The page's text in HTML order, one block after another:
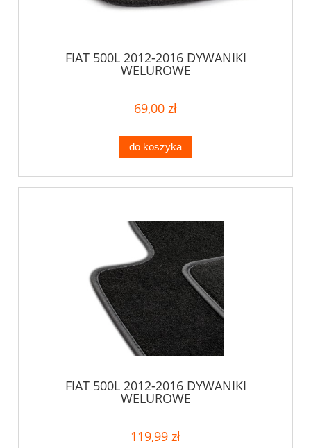
FIAT 500L 2012-2016 DYWANIKI
WELUROWE
69,00 zł
do koszyka
FIAT 500L 2012-2016 DYWANIKI
WELUROWE
119,99 zł